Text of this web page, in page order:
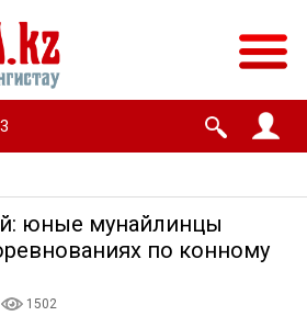
юные мунайлинцы
по конному
1502